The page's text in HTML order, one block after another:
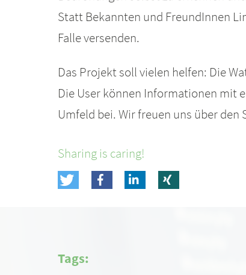
Statt Bekannten und FreundInnen
Falle versenden.
Das Projekt soll vielen helfen: Die
Die User können Informationen mit
Umfeld bei. Wir freuen uns über
Sharing is caring!
Tags: